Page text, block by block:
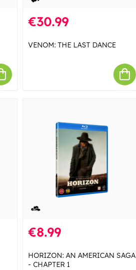
€30.99
VENOM: THE LAST DANCE
€8.99
HORIZON: AN AMERICAN SAGA
- CHAPTER 1